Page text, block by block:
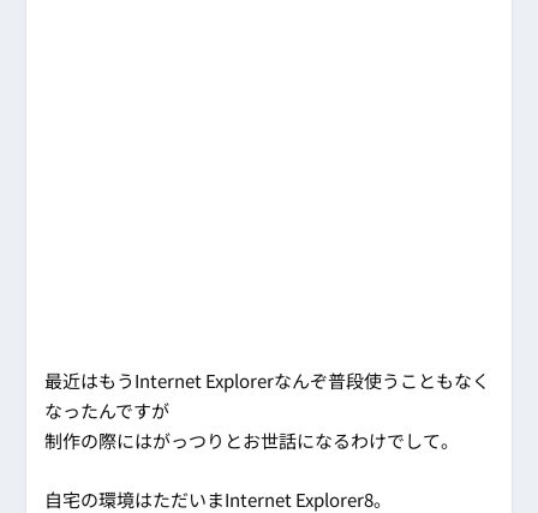
最近はもうInternet Explorerなんぞ普段使うこともなく
なったんですが
制作の際にはがっつりとお世話になるわけでして。
自宅の環境はただいまInternet Explorer8。